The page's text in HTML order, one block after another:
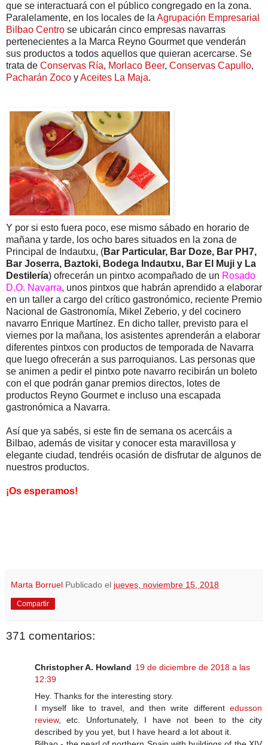
que se interactuará con el público congregado en la zona.
Paralelamente, en los locales de laAgrupación Empresarial
Bilbao Centro se ubicarán cinco empresas navarras
pertenecientes a la Marca Reyno Gourmet que venderán
sus productos a todos aquellos que quieran acercarse. Se
trata de Conservas Ría, Morlaco Beer, Conservas Capullo,
Pacharán Zoco yAceites La Maja.
Y por si esto fuera poco, ese mismo sábado en horario de
mañana y tarde, los ocho bares situados en la zona de
Principal de Indautxu, (Bar Particular, Bar Doze, Bar PH7,
Bar Joserra, Baztoki, Bodega Indautxu, Bar El Muji y La
Destilería) ofrecerán un pintxo acompañado de un Rosado
D.O. Navarra, unos pintxos que habrán aprendido a elaborar
en un taller a cargo del crítico gastronómico, reciente Premio
Nacional de Gastronomía, Mikel Zeberio, y del cocinero
navarro Enrique Martínez. En dicho taller, previsto para el
viernes por la mañana, los asistentes aprenderán a elaborar
diferentes pintxos con productos de temporada de Navarra
que luego ofrecerán a sus parroquianos. Las personas que
se animen a pedir el pintxo pote navarro recibirán un boleto
con el que podrán ganar premios directos, lotes de
productos Reyno Gourmet e incluso una escapada
gastronómica a Navarra.
Así que ya sabés, si este fin de semana os acercáis a
Bilbao, además de visitar y conocer esta maravillosa y
elegante ciudad, tendréis ocasión de disfrutar de algunos de
nuestros productos.
¡Os esperamos!
Marta Borruel Publicado el jueves, noviembre 15, 2018
Compartir
371 comentarios:
Christopher A. Howland 19 de diciembre de 2018 a las
12:39
Hey. Thanks for the interesting story.
I myself like to travel, and then write different edusson
review, etc. Unfortunately, I have not been to the city
described by you yet, but I have heard a lot about it.